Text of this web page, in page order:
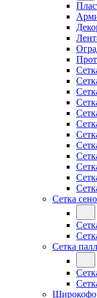
Сетка
Сетка